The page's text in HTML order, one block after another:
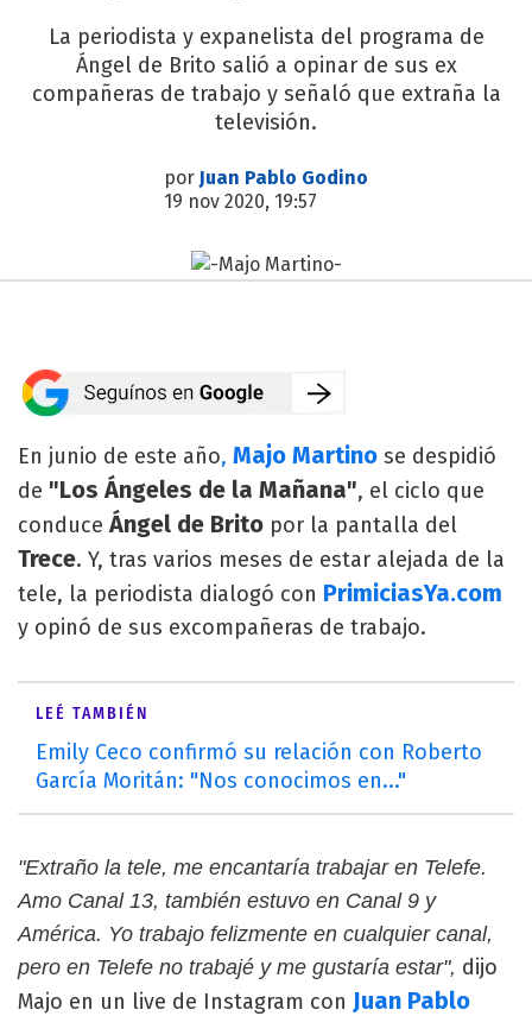
La periodista y expanelista del programa de
Ángel de Brito salió a opinar de sus ex
compañeras de trabajo y señaló que extraña la
televisión.
por Juan Pablo Godino
19 nov 2020, 19:57
En junio de este año, Majo Martino se despidió
de "Los Ángeles de la Mañana", el ciclo que
conduce Ángel de Brito por la pantalla del
Trece. Y, tras varios meses de estar alejada de la
tele, la periodista dialogó con PrimiciasYa.com
y opinó de sus excompañeras de trabajo.
LEÉ TAMBIÉN
Emily Ceco confirmó su relación con Roberto
García Moritán: "Nos conocimos en..."
"Extraño la tele, me encantaría trabajar en Telefe.
Amo Canal 13, también estuvo en Canal 9 y
América. Yo trabajo felizmente en cualquier canal,
pero en Telefe no trabajé y me gustaría estar", dijo
Majo en un live de Instagram con Juan Pablo